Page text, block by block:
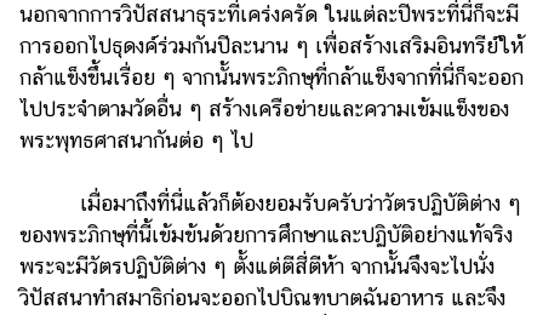
นอกจากการวิปัสสนาธุระที่เคร่งครัด ในแต่ละปีพระที่นี่ก็จะมี
การออกไปธุดงค์ร่วมกันปีละนาน ๆ เพื่อสร้างเสริมอินทรีย์ให้
กล้าแข็งขึ้นเรื่อย ๆ จากนั้นพระภิกษุที่กล้าแข็งจากที่นี่ก็จะออก
ไปประจำตามวัดอื่น ๆ สร้างเครือข่ายและความเข้มแข็งของ
พระพุทธศาสนากันต่อ ๆ ไป
เมื่อมาถึงที่นี่แล้วก็ต้องยอมรับครับว่าวัตรปฏิบัติต่าง ๆ
ของพระภิกษุที่นี้เข้มข้นด้วยการศึกษาและปฏิบัติอย่างแท้จริง
พระจะมีวัตรปฏิบัติต่าง ๆ ตั้งแต่ตีสี่ตีห้า จากนั้นจึงจะไปนั่ง
วิปัสสนาทำสมาธิก่อนจะออกไปบิณฑบาตฉันอาหาร และจึง